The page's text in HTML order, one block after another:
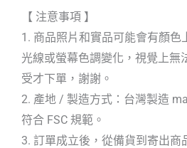
【 注意事項 】
1. 商品照片和實品可能會有顏色
光線或螢幕色調變化，視覺上無
受才下單，謝謝。
2. 產地 / 製造方式：台灣製造
符合 FSC 規範。
3. 訂單成立後，從備貨到寄出商